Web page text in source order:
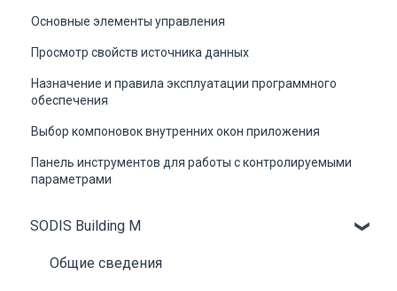
Основные элементы управления
Просмотр свойств источника данных
Назначение и правила эксплуатации программного
обеспечения
Выбор компоновок внутренних окон приложения
Панель инструментов для работы с контролируемыми
параметрами
SODIS Building M
Общие сведения